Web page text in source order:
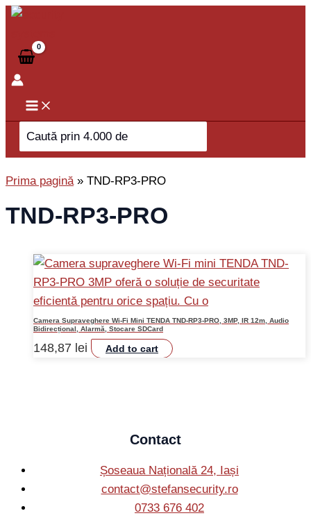
Skip
content
Search
for:
Prima pagină» TND-RP3-PRO
TND-RP3-PRO
Camera Supraveghere Wi-Fi Mini TENDA TND-RP3-PRO, 3MP, IR 12m, Audio
Bidirecțional, Alarmă, Stocare SDCard
148,87 lei Add to cart
Contact
Șoseaua Națională 24, Iași
contact@stefansecurity.ro
0733 676 402